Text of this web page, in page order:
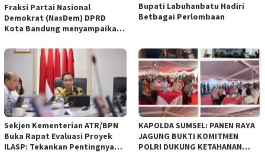
Fraksi Partai Nasional
Demokrat (NasDem) DPRD
Kota Bandung menyampaikan
empat Rancangan Peraturan
Daerah (Raperda) yang
diajukan Pemerintah Kota
Bandung
Bupati Labuhanbatu Hadiri
Betbagai Perlombaan
Sekjen Kementerian ATR/BPN
Buka Rapat Evaluasi Proyek
ILASP: Tekankan Pentingnya
KAPOLDA SUMSEL: PANEN RAYA
JAGUNG BUKTI KOMITMEN
POLRI DUKUNG KETAHANAN